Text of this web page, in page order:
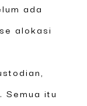
ada
alokasi
Semua itu